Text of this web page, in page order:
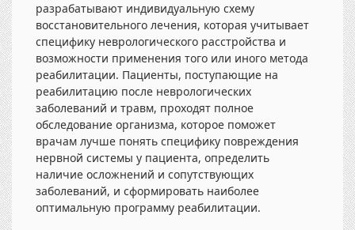
разрабатывают индивидуальную схему
восстановительного лечения, которая учитывает
специфику неврологического расстройства и
возможности применения того или иного метода
реабилитации. Пациенты, поступающие на
реабилитацию после неврологических
заболеваний и травм, проходят полное
обследование организма, которое поможет
врачам лучше понять специфику повреждения
нервной системы у пациента, определить
наличие осложнений и сопутствующих
заболеваний, и сформировать наиболее
оптимальную программу реабилитации.